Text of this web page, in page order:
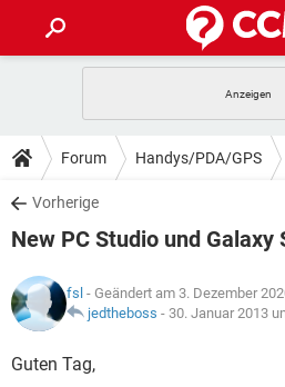
ANDROID IOS
WINDOWS 10
WHATSAPP
FACEBOOK
TIPPS & TRICKS
SPIELE
WHATSAPP
FACEBOOK
DOWNLOADS
SPIELE
ANDROID
WINDOWS 10
WHATSAPP
SPIELE
ANDROID
WINDOWS 10
LEXIKON
SPIELE
Forum Handys/PDA/GPS
Vorherige
New PC Studio und Galaxy
fsl - Geändert am 3. Dezember
jedtheboss - 30. Januar 2013
Guten Tag,